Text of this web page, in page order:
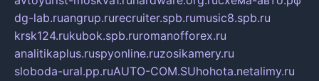
dg-lab.ruangrup.rurecruiter.spb.rumusic8.spb.ru
krsk124.rukubok.spb.ruromanofforex.ru
analitikaplus.ruspyonline.ruzosikamery.ru
sloboda-ural.pp.ruAUTO-COM.SUhohota.netalimy.ru